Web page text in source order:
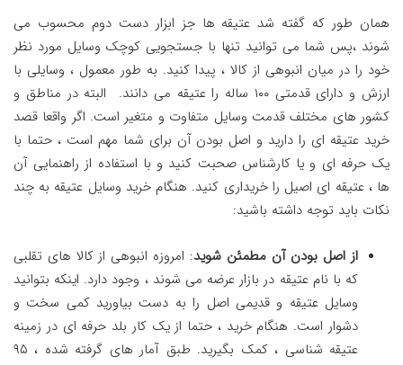
همان طور که گفته شد عتیقه ها جز ابزار دست دوم محسوب می
شوند ،پس شما می توانید تنها با جستجویی کوچک وسایل مورد نظر
خود را در میان انبوهی از کالا ، پیدا کنید. به طور معمول ، وسایلی با
ارزش و دارای قدمتی ۱۰۰ ساله را عتیقه می دانند. البته در مناطق و
کشور های مختلف قدمت وسایل متفاوت و متغیر است. اگر واقعا قصد
خرید عتیقه ای را دارید و اصل بودن آن برای شما مهم است ، حتما با
یک حرفه ای و یا کارشناس صحبت کنید و با استفاده از راهنمایی آن
ها ، عتیقه ای اصیل را خریداری کنید. هنگام خرید وسایل عتیقه به چند
نکات باید توجه داشته باشید:
از اصل بودن آن مطمئن شوید: امروزه انبوهی از کالا های تقلبی
که با نام عتیقه در بازار عرضه می شوند ، وجود دارد. اینکه بتوانید
وسایل عتیقه و قدیمی اصل را به دست بیاورید کمی سخت و
دشوار است. هنگام خرید ، حتما از یک کار بلد حرفه ای در زمینه
عتیقه شناسی ، کمک بگیرید. طبق آمار های گرفته شده ، ۹۵